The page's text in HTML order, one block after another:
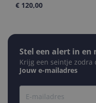
€ 120,00
Stel een alert in en
Krijg een seintje zodra
Jouw e-mailadres